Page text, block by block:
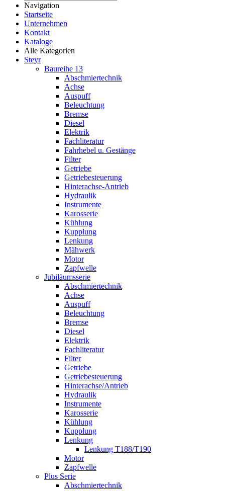
Navigation
Startseite
Unternehmen
Kontakt
Kataloge
Alle Kategorien
Steyr
Baureihe 13
Abschmiertechnik
Achse
Auspuff
Beleuchtung
Bremse
Diesel
Elektrik
Fachliteratur
Fahrhebel u. Gestänge
Filter
Getriebe
Getriebesteuerung
Hinterachse-Antrieb
Hydraulik
Instrumente
Karosserie
Kühlung
Kupplung
Lenkung
Mähwerk
Motor
Zapfwelle
Jubiläumsserie
Abschmiertechnik
Achse
Auspuff
Beleuchtung
Bremse
Diesel
Elektrik
Fachliteratur
Filter
Getriebe
Getriebesteuerung
Hinterachse/Antrieb
Hydraulik
Instrumente
Karosserie
Kühlung
Kupplung
Lenkung
Lenkung T188/T190
Motor
Zapfwelle
Plus Serie
Abschmiertechnik